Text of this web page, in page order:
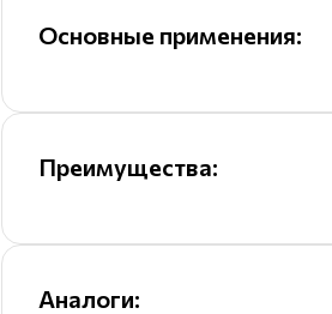
Основные применения:
Преимущества:
Аналоги: